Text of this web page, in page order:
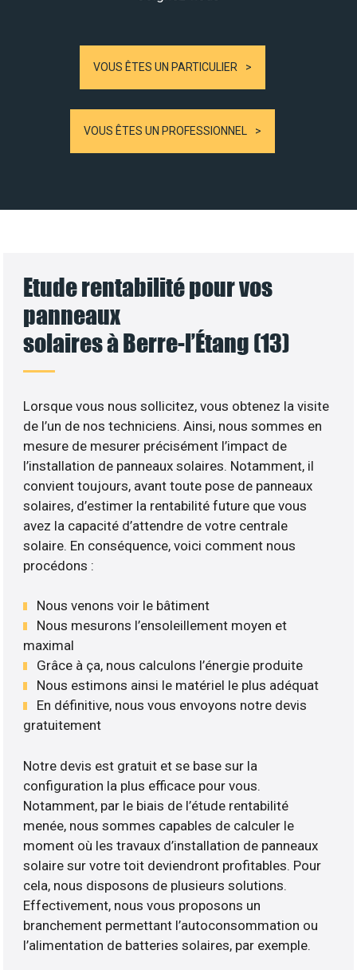
VOUS ÊTES UN PARTICULIER
VOUS ÊTES UN PROFESSIONNEL
Etude rentabilité pour vos
panneaux
solaires à Berre-l’Étang (13)
Lorsque vous nous sollicitez, vous obtenez la visite
de l’un de nos techniciens. Ainsi, nous sommes en
mesure de mesurer précisément l’impact de
l’installation de panneaux solaires. Notamment, il
convient toujours, avant toute pose de panneaux
solaires, d’estimer la rentabilité future que vous
avez la capacité d’attendre de votre centrale
solaire. En conséquence, voici comment nous
procédons :
Nous venons voir le bâtiment
Nous mesurons l’ensoleillement moyen et
maximal
Grâce à ça, nous calculons l’énergie produite
Nous estimons ainsi le matériel le plus adéquat
En définitive, nous vous envoyons notre devis
gratuitement
Notre devis est gratuit et se base sur la
configuration la plus efficace pour vous.
Notamment, par le biais de l’étude rentabilité
menée, nous sommes capables de calculer le
moment où les travaux d’installation de panneaux
solaire sur votre toit deviendront profitables. Pour
cela, nous disposons de plusieurs solutions.
Effectivement, nous vous proposons un
branchement permettant l’autoconsommation ou
l’alimentation de batteries solaires, par exemple.